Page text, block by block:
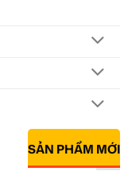
SẢN PHẨM MỚI